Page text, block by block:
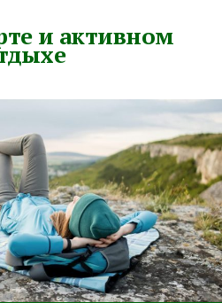
и активном